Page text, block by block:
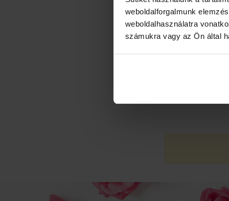
weboldalforgalmunk
weboldalhasználatra
számukra vagy az Ön által
24 25 26
31 1 2
7. A